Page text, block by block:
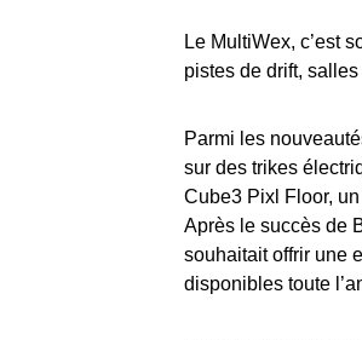
Le MultiWex, c’est
pistes de drift,
Parmi les
sur des trikes
Cube3 Pixl Floor,
Après le succès de
souhaitait offrir une
disponibles toute